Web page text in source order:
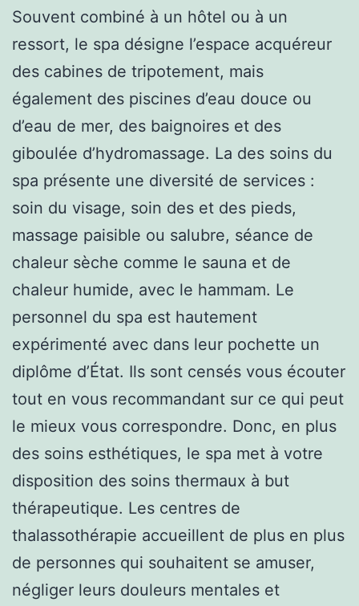
Souvent combiné à un hôtel ou à un
ressort, le spa désigne l’espace acquéreur
des cabines de tripotement, mais
également des piscines d’eau douce ou
d’eau de mer, des baignoires et des
giboulée d’hydromassage. La des soins du
spa présente une diversité de services :
soin du visage, soin des et des pieds,
massage paisible ou salubre, séance de
chaleur sèche comme le sauna et de
chaleur humide, avec le hammam. Le
personnel du spa est hautement
expérimenté avec dans leur pochette un
diplôme d’État. Ils sont censés vous écouter
tout en vous recommandant sur ce qui peut
le mieux vous correspondre. Donc, en plus
des soins esthétiques, le spa met à votre
disposition des soins thermaux à but
thérapeutique. Les centres de
thalassothérapie accueillent de plus en plus
de personnes qui souhaitent se amuser,
négliger leurs douleurs mentales et